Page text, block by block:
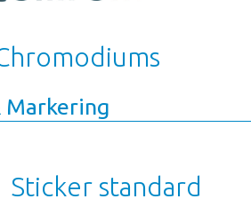
Markering
Sticker standard